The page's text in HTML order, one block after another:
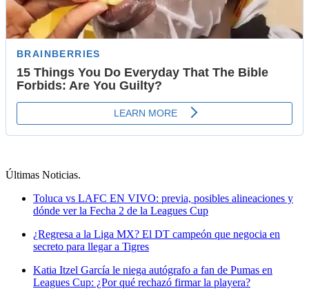
Últimas Noticias.
Toluca vs LAFC EN VIVO: previa, posibles alineaciones y
dónde ver la Fecha 2 de la Leagues Cup
¿Regresa a la Liga MX? El DT campeón que negocia en
secreto para llegar a Tigres
Katia Itzel García le niega autógrafo a fan de Pumas en
Leagues Cup: ¿Por qué rechazó firmar la playera?